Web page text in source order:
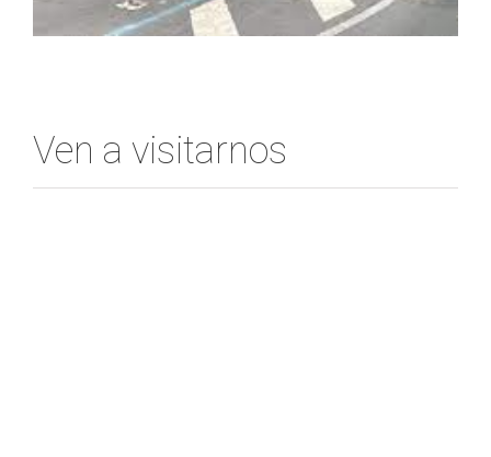
Ven a visitarnos